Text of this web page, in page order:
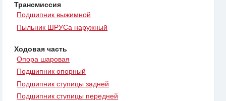
Трансмиссия
Подшипник выжимной
Пыльник ШРУСа наружный
Ходовая часть
Опора шаровая
Подшипник опорный
Подшипник ступицы задней
Подшипник ступицы передней